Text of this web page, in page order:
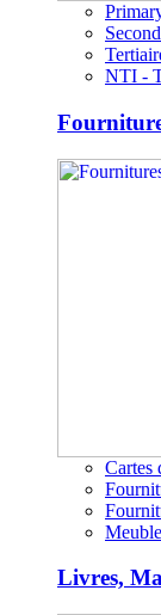
NTI -
Cartes
Livres,